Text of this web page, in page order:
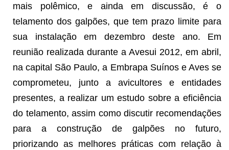
mais polêmico, e ainda em discussão, é o
telamento dos galpões, que tem prazo limite para
sua instalação em dezembro deste ano. Em
reunião realizada durante a Avesui 2012, em abril,
na capital São Paulo, a Embrapa Suínos e Aves se
comprometeu, junto a avicultores e entidades
presentes, a realizar um estudo sobre a eficiência
do telamento, assim como discutir recomendações
para a construção de galpões no futuro,
priorizando as melhores práticas com relação à